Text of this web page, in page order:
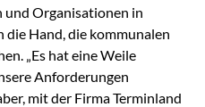
und Organisationen in
die Hand, die kommunalen
„Es hat eine Weile
Anforderungen
mit der Firma Terminland